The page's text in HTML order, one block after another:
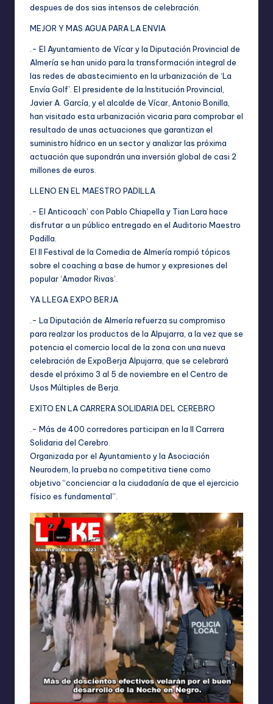
despues de dos sias intensos de celebración.
MEJOR Y MAS AGUA PARA LA ENVIA
.- El Ayuntamiento de Vícar y la Diputación Provincial de
Almería se han unido para la transformación integral de
las redes de abastecimiento en la urbanización de ‘La
Envía Golf’. El presidente de la Institución Provincial,
Javier A. García, y el alcalde de Vícar, Antonio Bonilla,
han visitado esta urbanización vicaria para comprobar el
resultado de unas actuaciones que garantizan el
suministro hídrico en un sector y analizar las próxima
actuación que supondrán una inversión global de casi 2
millones de euros.
LLENO EN EL MAESTRO PADILLA
.- El Anticoach’ con Pablo Chiapella y Tian Lara hace
disfrutar a un público entregado en el Auditorio Maestro
Padilla.
El II Festival de la Comedia de Almería rompió tópicos
sobre el coaching a base de humor y expresiones del
popular ‘Amador Rivas’.
YA LLEGA EXPO BERJA
.- La Diputación de Almería refuerza su compromiso
para realzar los productos de la Alpujarra, a la vez que se
potencia el comercio local de la zona con una nueva
celebración de ExpoBerja Alpujarra, que se celebrará
desde el próximo 3 al 5 de noviembre en el Centro de
Usos Múltiples de Berja.
EXITO EN LA CARRERA SOLIDARIA DEL CEREBRO
.- Más de 400 corredores participan en la II Carrera
Solidaria del Cerebro.
Organizada por el Ayuntamiento y la Asociación
Neurodem, la prueba no competitiva tiene como
objetivo “concienciar a la ciudadanía de que el ejercicio
físico es fundamental”.